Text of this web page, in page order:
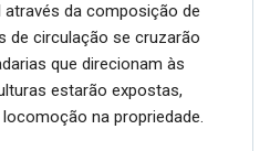
da composição de
de circulação se cruzarão
que direcionam às
estarão expostas,
na propriedade.